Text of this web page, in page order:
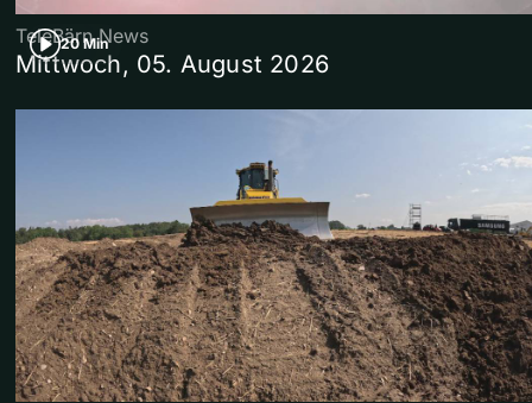
20 Min
TeleBärn News
Mittwoch, 05. August 2026